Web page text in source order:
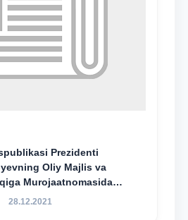
Prezidenti
Oliy Majlis va
Murojaatnomasida
mazmun-mohiyatini
28.12.2021